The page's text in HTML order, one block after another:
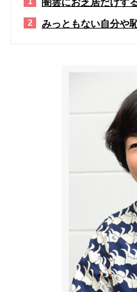
2 みっともない自分や